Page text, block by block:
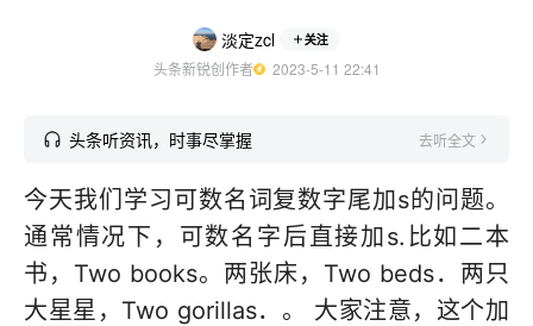
淡定zcl 关注
头条新锐创作者
  2023-5-11 22:41
头条听资讯，时事尽掌握 去听全文
今天我们学习可数名词复数字尾加s的问题。
通常情况下，可数名字后直接加s.比如二本
书，Two books。两张床，Two beds．两只
大星星，Two gorillas．。 大家注意，这个加